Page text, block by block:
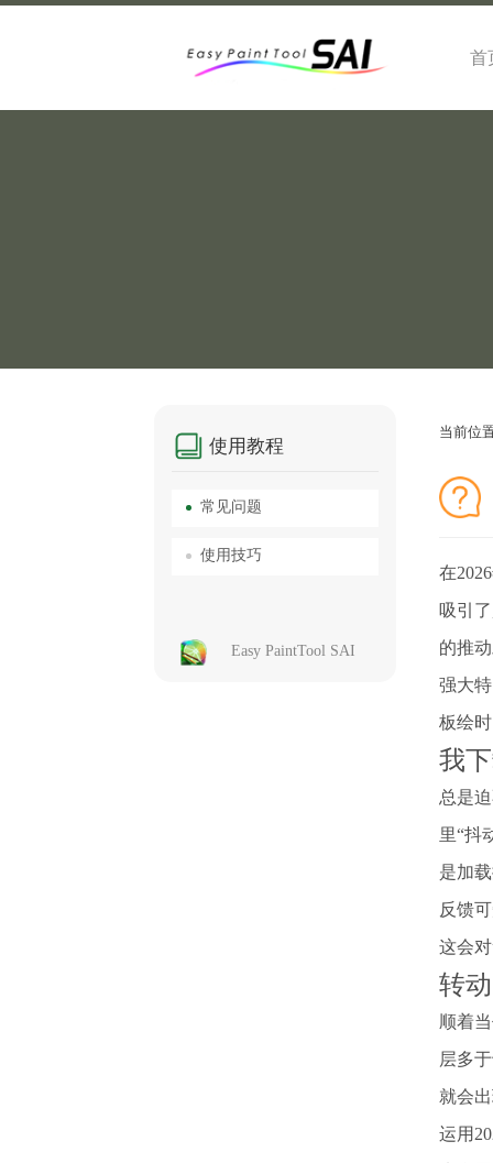
首
使用教程
常见问题
使用技巧
Easy PaintTool SAI
当前位
在
吸引
的推
强大
板绘
我
总是
里“抖
是加
反馈
这会
转
顺着
层多
就会
运用